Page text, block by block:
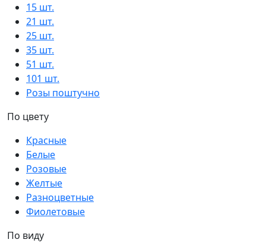
15 шт.
21 шт.
25 шт.
35 шт.
51 шт.
101 шт.
Розы поштучно
По цвету
Красные
Белые
Розовые
Желтые
Разноцветные
Фиолетовые
По виду